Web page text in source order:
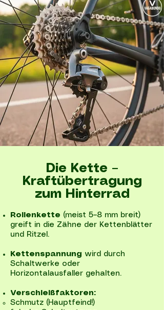
Die Kette –
Kraftübertragung
zum Hinterrad
Rollenkette (meist 5–8 mm breit)
greift in die Zähne der Kettenblätter
und Ritzel.
Kettenspannung wird durch
Schaltwerke oder
Horizontalausfaller gehalten.
Verschleißfaktoren:
Schmutz (Hauptfeind!)